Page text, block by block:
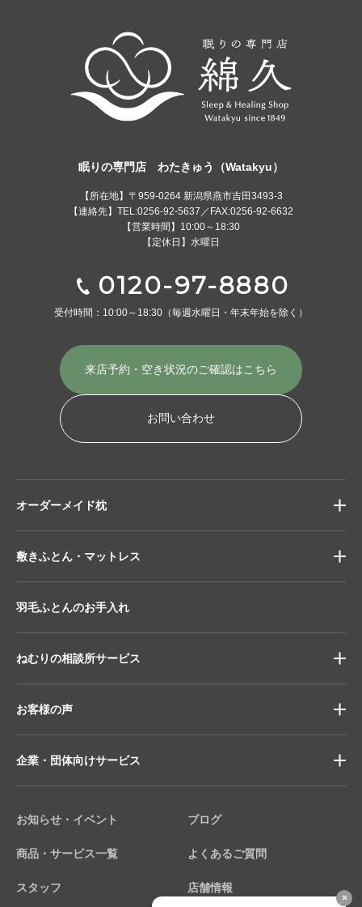
眠りの専門店 わたきゅう（Watakyu）
【所在地】〒959-0264 新潟県燕市吉田3493-3
【連絡先】TEL:0256-92-5637／FAX:0256-92-6632
【営業時間】10:00～18:30
【定休日】水曜日
0120-97-8880
受付時間：10:00～18:30 （毎週水曜日・年末年始を除く）
来店予約・空き状況のご確認はこちら
お問い合わせ
オーダーメイド枕
敷きふとん・マットレス
羽毛ふとんのお手入れ
ねむりの相談所サービス
お客様の声
企業・団体向けサービス
お知らせ・イベント ブログ
商品・サービス一覧 よくあるご質問
スタッフ 店舗情報
×